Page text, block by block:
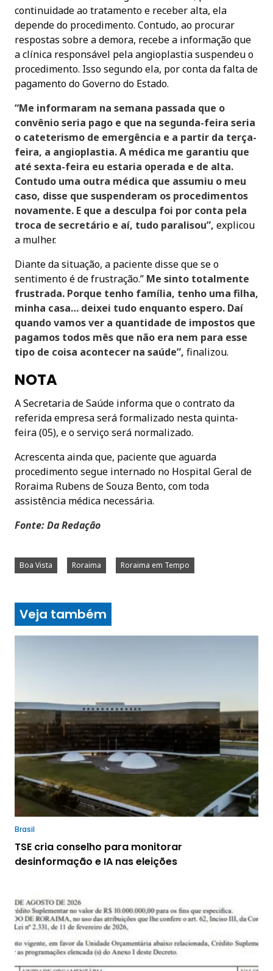
continuidade ao tratamento e receber alta, ela
depende do procedimento. Contudo, ao procurar
respostas sobre a demora, recebe a informação que
a clínica responsável pela angioplastia suspendeu o
procedimento. Isso segundo ela, por conta da falta de
pagamento do Governo do Estado.
“Me informaram na semana passada que o
convênio seria pago e que na segunda-feira seria
o cateterismo de emergência e a partir da terça-
feira, a angioplastia. A médica me garantiu que
até sexta-feira eu estaria operada e de alta.
Contudo uma outra médica que assumiu o meu
caso, disse que suspenderam os procedimentos
novamente. E que a desculpa foi por conta pela
troca de secretário e aí, tudo paralisou”, explicou
a mulher.
Diante da situação, a paciente disse que se o
sentimento é de frustração.” Me sinto totalmente
frustrada. Porque tenho família, tenho uma filha,
minha casa… deixei tudo enquanto espero. Daí
quando vamos ver a quantidade de impostos que
pagamos todos mês que não era nem para esse
tipo de coisa acontecer na saúde”, finalizou.
NOTA
A Secretaria de Saúde informa que o contrato da
referida empresa será formalizado nesta quinta-
feira (05), e o serviço será normalizado.
Acrescenta ainda que, paciente que aguarda
procedimento segue internado no Hospital Geral de
Roraima Rubens de Souza Bento, com toda
assistência médica necessária.
Fonte: Da Redação
Boa Vista Roraima Roraima em Tempo
Veja também
Brasil
TSE cria conselho para monitorar
desinformação e IA nas eleições